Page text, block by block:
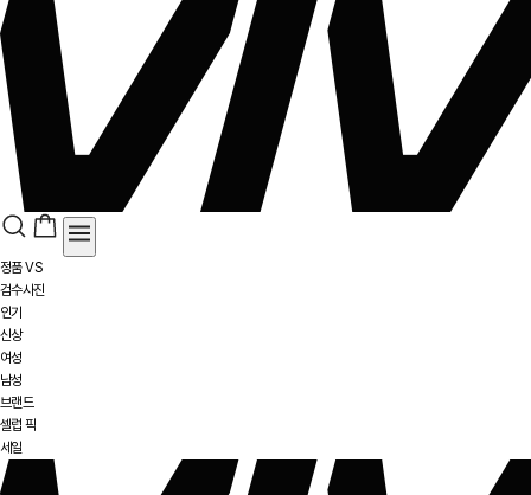
정품 VS
검수사진
인기
신상
여성
남성
브랜드
셀럽 픽
세일